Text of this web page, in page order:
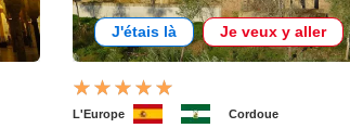
J'étais là Je veux y aller
L'Europe Cordoue